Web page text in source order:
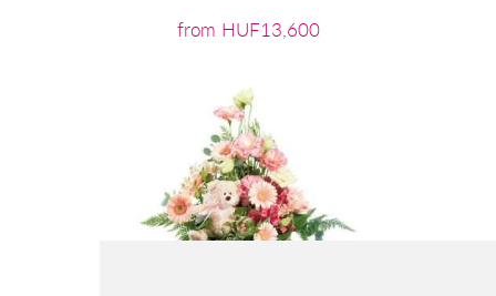
from HUF13,600